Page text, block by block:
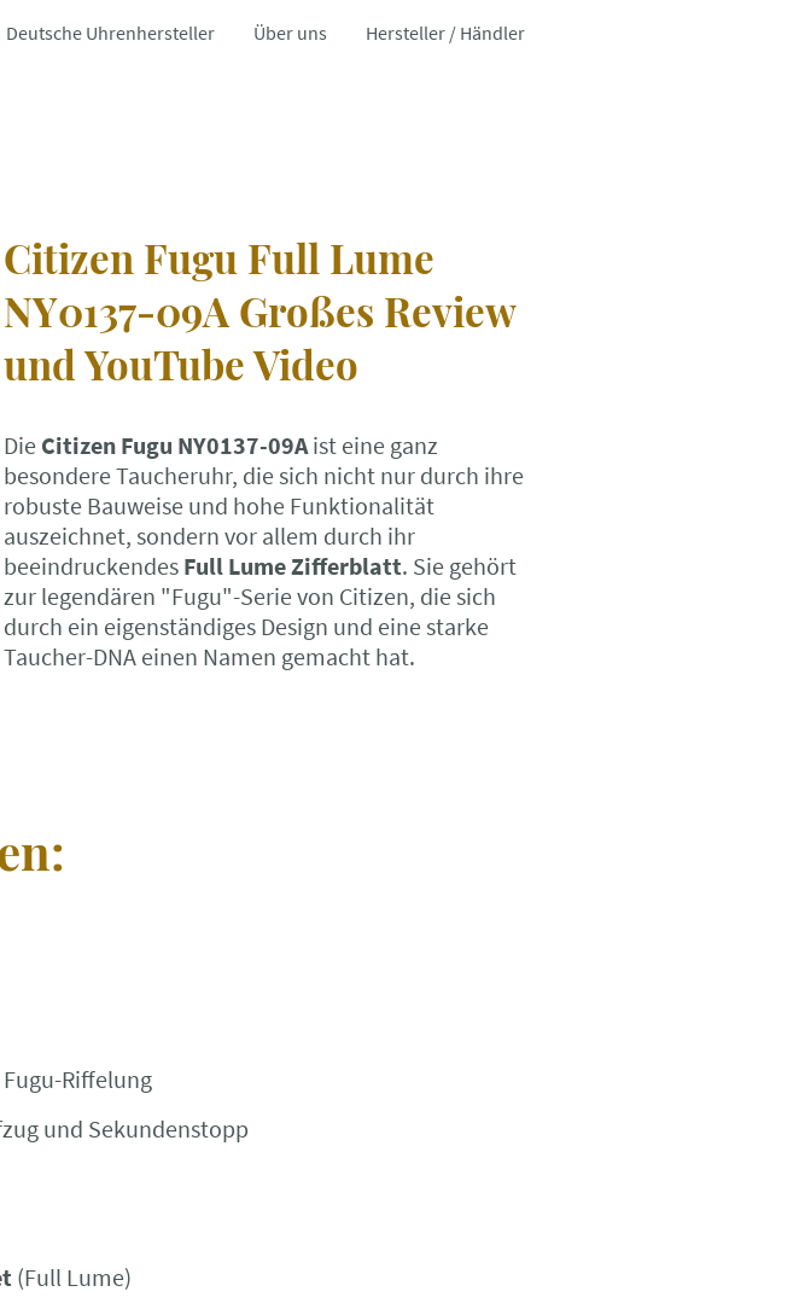
Deutsche Uhrenhersteller Über uns Hersteller / Händler
Citizen Fugu Full Lume
NY0137-09A Großes Review
und YouTube Video
Die Citizen Fugu NY0137-09Aist eine ganz
besondere Taucheruhr, die sich nicht nur durch ihre
robuste Bauweise und hohe Funktionalität
auszeichnet, sondern vor allem durch ihr
beeindruckendes Full Lume Zifferblatt. Sie gehört
zur legendären "Fugu"-Serie von Citizen, die sich
durch ein eigenständiges Design und eine starke
Taucher-DNA einen Namen gemacht hat.
Riffelung
und Sekundenstopp
(Full Lume)